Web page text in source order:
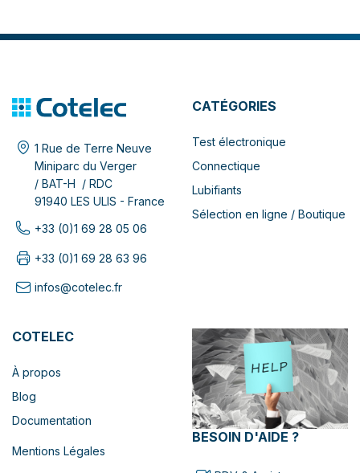
1 Rue de Terre Neuve
Miniparc du Verger
/ BAT-H / RDC
91940 LES ULIS - France
+33 (0)1 69 28 05 06
+33 (0)1 69 28 63 96
infos@cotelec.fr
CATÉGORIES
Test électronique
Connectique
Lubifiants
Sélection en ligne / Boutique
COTELEC
À propos
Blog
Documentation
Mentions Légales
BESOIN D'AIDE ?